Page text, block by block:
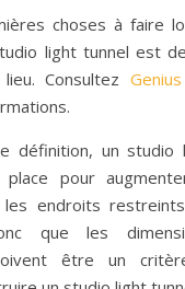
choses à faire
light tunnel est
Consultez
définition, un studio
pour
les endroits
que les
être un